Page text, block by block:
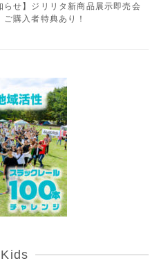
らせ】ジリリタ新商品展示即売会
購入者特典あり！